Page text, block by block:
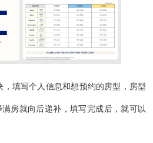
填写个人信息和想预约的房型，房型
房就向后递补，填写完成后，就可以